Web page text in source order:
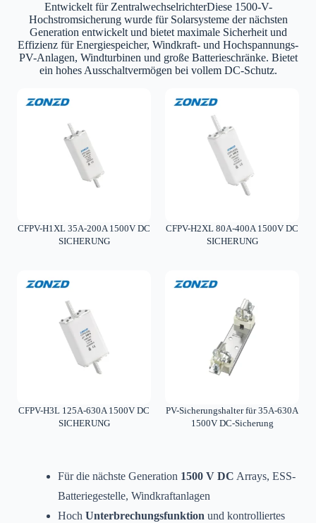
Entwickelt für ZentralwechselrichterDiese 1500-V-
Hochstromsicherung wurde für Solarsysteme der nächsten
Generation entwickelt und bietet maximale Sicherheit und
Effizienz für Energiespeicher, Windkraft- und Hochspannungs-
PV-Anlagen, Windturbinen und große Batterieschränke. Bietet
ein hohes Ausschaltvermögen bei vollem DC-Schutz.
CFPV-H1XL 35A-200A 1500V DC
SICHERUNG
CFPV-H2XL 80A-400A 1500V DC
SICHERUNG
CFPV-H3L 125A-630A 1500V DC
SICHERUNG
PV-Sicherungshalter für 35A-630A
1500V DC-Sicherung
Für die nächste Generation 1500 V DC Arrays, ESS-
Batteriegestelle, Windkraftanlagen
Hoch Unterbrechungsfunktion und kontrolliertes